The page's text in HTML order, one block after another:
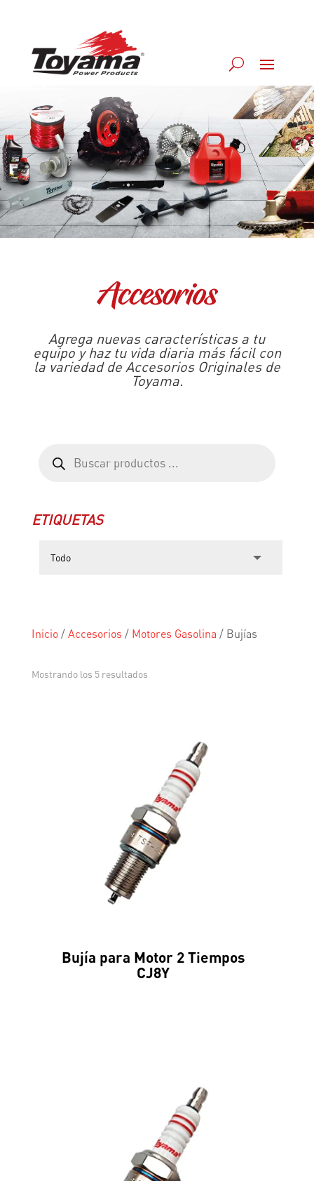
Accesorios
Agrega nuevas características a tu
equipo y haz tu vida diaria más fácil con
la variedad de Accesorios Originales de
Toyama.
productos
ETIQUETAS
Inicio/ Accesorios / Motores Gasolina / Bujías
Mostrando los 5 resultados
Bujía para Motor 2 Tiempos
CJ8Y